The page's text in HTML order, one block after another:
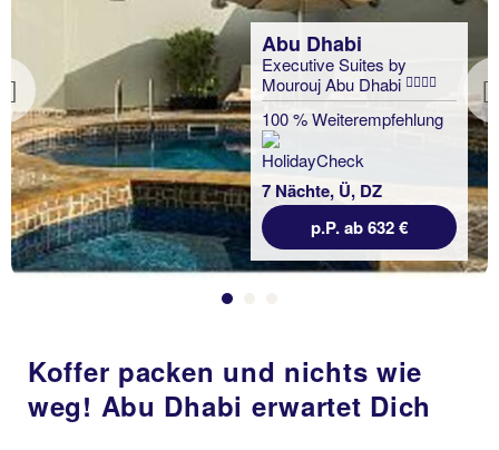
Previous
Abu Dhabi
Executive Suites by
Mourouj Abu Dhabi
100 % Weiterempfehlung
7 Nächte, Ü, DZ
p.P. ab 632 €
Koffer packen und nichts wie
weg! Abu Dhabi erwartet Dich